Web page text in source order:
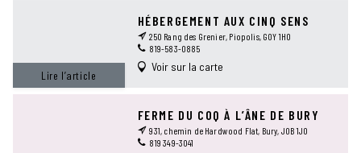
Lire l’article
HÉBERGEMENT AUX CINQ SENS
250 Rang des Grenier, Piopolis, G0Y 1H0
819-583-0885
Voir sur la carte
FERME DU COQ À L’ÂNE DE BURY
931, chemin de Hardwood Flat, Bury, J0B 1J0
819 349-3041